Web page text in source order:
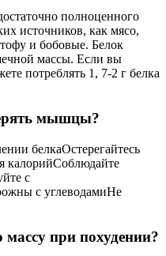
полноценного
источников, как мясо,
и бобовые. Белок
массы. Если вы
потреблять 1, 7-2 г белка
мышцы?
белкаОстерегайтесь
калорийСоблюдайте
с
с углеводамиНе
при похудении?